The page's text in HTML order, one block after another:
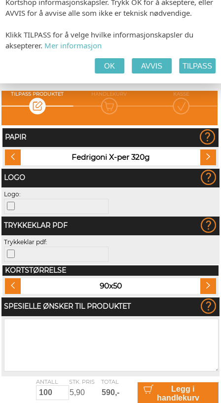
Format: 50 x 90 mm-Minimumsbestilling: 100
Produksjonstid: 1-3 virkedager
Fra kr 2,20(Eks. MVA) pr.
TILPASS PRODUKTET HANDLEKURV KASSE
PAPIR
Fedrigoni X-per 320g
LOGO
Logo:
TRYKKEKLAR PDF
Trykkeklar pdf:
KORTSTØRRELSE
90x50
SPESIELLE ØNSKER TIL PRODUKTET
ANTALL STK. PRIS TOTAL
Legg i
handlekurv
Kortshop informasjonskapsler. Trykk OK for å akseptere, eller
AVVIS for å avvise alle som ikke er teknisk nødvendige.
Klikk TILPASS for å velge hvilke informasjonskapsler du
aksepterer. Mer informasjon
OK AVVIS TILPASS